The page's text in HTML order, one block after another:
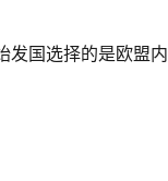
国选择的是欧盟